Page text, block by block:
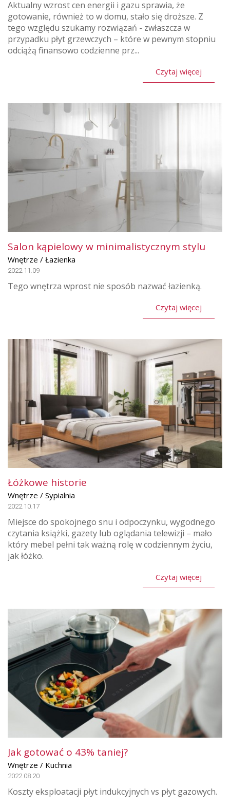
Aktualny wzrost cen energii i gazu sprawia, że
gotowanie, również to w domu, stało się droższe. Z
tego względu szukamy rozwiązań - zwłaszcza w
przypadku płyt grzewczych – które w pewnym stopniu
odciążą finansowo codzienne prz...
Czytaj więcej
Salon kąpielowy w minimalistycznym stylu
Wnętrze / Łazienka
2022.11.09
Tego wnętrza wprost nie sposób nazwać łazienką.
Czytaj więcej
Łóżkowe historie
Wnętrze / Sypialnia
2022.10.17
Miejsce do spokojnego snu i odpoczynku, wygodnego
czytania książki, gazety lub oglądania telewizji – mało
który mebel pełni tak ważną rolę w codziennym życiu,
jak łóżko.
Czytaj więcej
Jak gotować o 43% taniej?
Wnętrze / Kuchnia
2022.08.20
Koszty eksploatacji płyt indukcyjnych vs płyt gazowych.